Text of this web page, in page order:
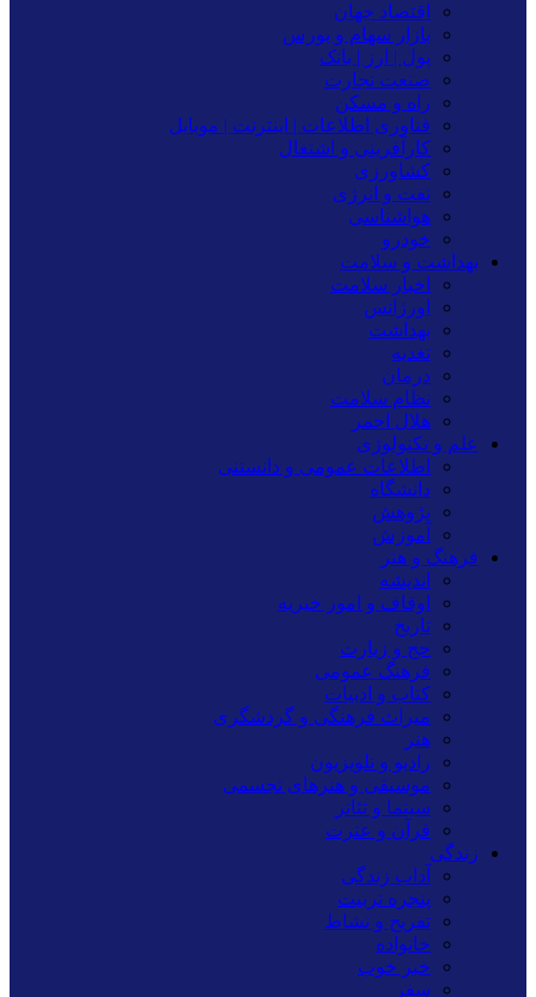
اقتصاد جهان
بازار سهام و بورس
پول | ارز | بانک
صنعت تجارت
راه و مسکن
فناوری اطلاعات | اینترنت | موبایل
کارآفرینی و اشتغال
کشاورزی
نفت و انرژی
هواشناسی
خودرو
بهداشت و سلامت
اخبار سلامت
اورژانس
بهداشت
تغدیه
درمان
نظام سلامت
هلال احمر
علم و تکنولوژی
اطلاعات عمومی و دانستنی
دانشگاه
پژوهش
آموزش
فرهنگ و هنر
اندیشه
اوقاف و امور خیریه
تاریخ
حج و زیارت
فرهنگ عمومی
کتاب و ادبیات
میراث فرهنگی و گردشگری
هنر
رادیو و تلویزیون
موسیقی و هنرهای تجسمی
سینما و تئاتر
قرآن و عترت
زندگی
آداب زندگی
پنجره تربیت
تفریح و نشاط
خانواده
خبر خوب
سفر